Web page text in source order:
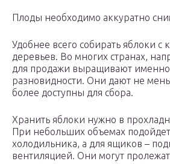
Плоды необходимо аккуратно
Удобнее всего собирать яблоки с
деревьев. Во многих странах,
для продажи выращивают именно
разновидности. Они дают не
более доступны для сбора.
Хранить яблоки нужно в
При небольших объемах
холодильника, а для ящиков –
вентиляцией. Они могут